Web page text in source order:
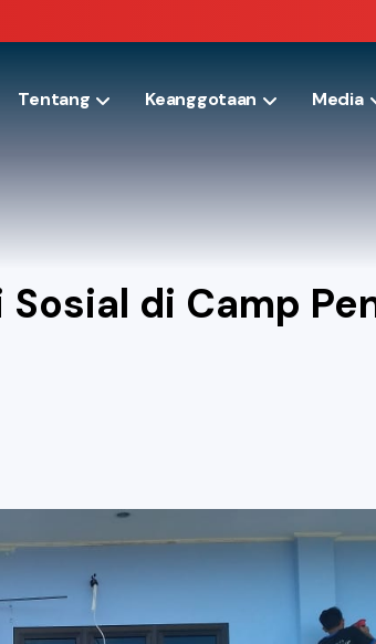
Tentang Keanggotaan Media
di Camp